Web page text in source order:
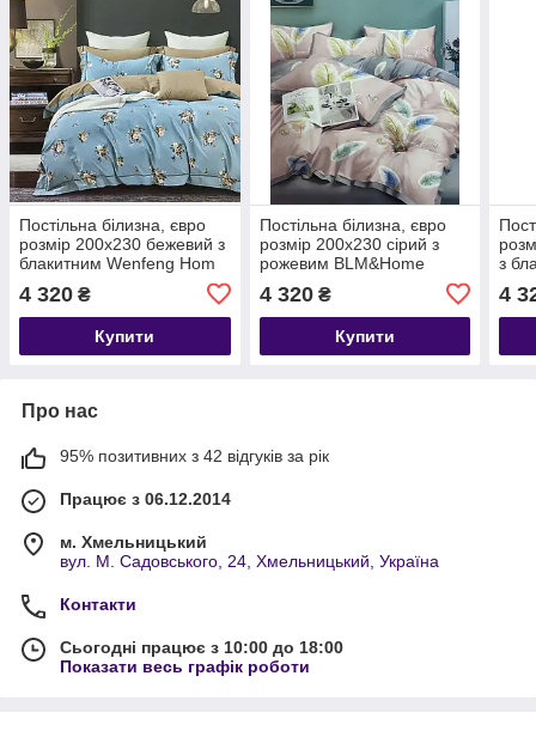
Постільна білизна, євро
розмір 200х230 бежевий з
блакитним Wenfeng Hom
4 320 ₴
Купити
Постільна білизна, євро
розмір 200х230 сірий з
рожевим BLM&Home
4 320₴
Купити
з
4
Про нас
95% позитивних з 42 відгуків за рік
Працює з 06.12.2014
м. Хмельницький
вул. М. Садовського, 24, Хмельницький, Україна
Контакти
Сьогодні працює з 10:00 до 18:00
Показати весь графік роботи